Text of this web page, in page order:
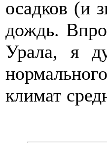
осадков (и
дождь.
Урала, я
климат